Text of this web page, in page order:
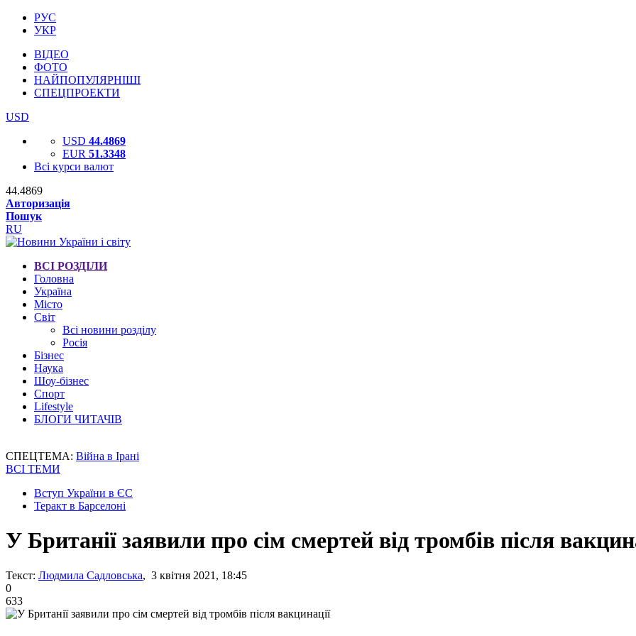
РУС
УКР
ВІДЕО
ФОТО
НАЙПОПУЛЯРНІШІ
СПЕЦПРОЕКТИ
USD
USD 44.4869
EUR 51.3348
Всі курси валют
44.4869
Авторизація
Пошук
RU
ВСІ РОЗДІЛИ
Головна
Україна
Місто
Світ
Всі новини розділу
Росія
Бізнес
Наука
Шоу-бізнес
Спорт
Lifestyle
БЛОГИ ЧИТАЧІВ
СПЕЦТЕМА: Війна в Ірані
ВСІ ТЕМИ
Вступ України в ЄС
Теракт в Барселоні
У Британії заявили про сім смертей від тромбів після
Текст: Людмила Садловська, 3 квітня 2021, 18:45
0
633